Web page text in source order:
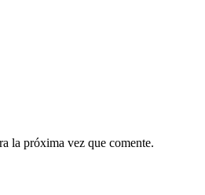
la próxima vez que comente.